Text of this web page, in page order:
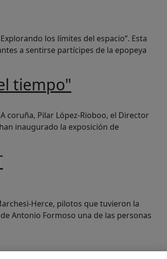
los límites del espacio”. Esta
a sentirse partícipes de la epopeya
tiempo"
coruña, Pilar López-Rioboo, el Director
inaugurado la exposición de
Herce, pilotos que tuvieron la
Antonio Formoso una de las personas